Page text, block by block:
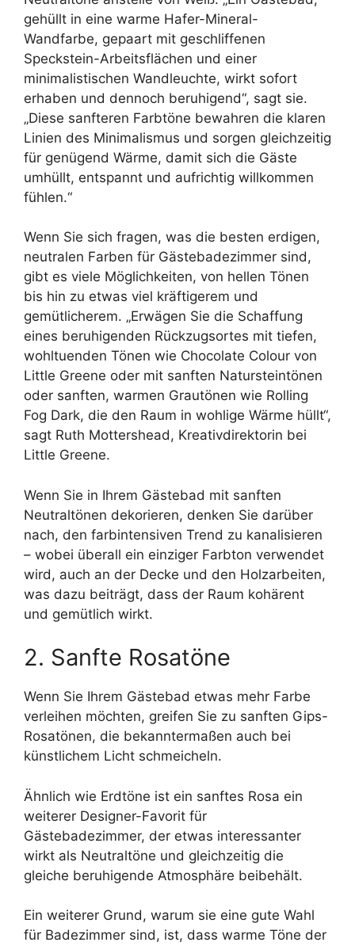
gehüllt in eine warme Hafer-Mineral-
Wandfarbe, gepaart mit geschliffenen
Speckstein-Arbeitsflächen und einer
minimalistischen Wandleuchte, wirkt sofort
erhaben und dennoch beruhigend“, sagt sie.
„Diese sanfteren Farbtöne bewahren die klaren
Linien des Minimalismus und sorgen gleichzeitig
für genügend Wärme, damit sich die Gäste
umhüllt, entspannt und aufrichtig willkommen
fühlen.“
Wenn Sie sich fragen, was die besten erdigen,
neutralen Farben für Gästebadezimmer sind,
gibt es viele Möglichkeiten, von hellen Tönen
bis hin zu etwas viel kräftigerem und
gemütlicherem. „Erwägen Sie die Schaffung
eines beruhigenden Rückzugsortes mit tiefen,
wohltuenden Tönen wie Chocolate Colour von
Little Greene oder mit sanften Natursteintönen
oder sanften, warmen Grautönen wie Rolling
Fog Dark, die den Raum in wohlige Wärme hüllt“,
sagt Ruth Mottershead, Kreativdirektorin bei
Little Greene.
Wenn Sie in Ihrem Gästebad mit sanften
Neutraltönen dekorieren, denken Sie darüber
nach, den farbintensiven Trend zu kanalisieren
– wobei überall ein einziger Farbton verwendet
wird, auch an der Decke und den Holzarbeiten,
was dazu beiträgt, dass der Raum kohärent
und gemütlich wirkt.
2. Sanfte Rosatöne
Wenn Sie Ihrem Gästebad etwas mehr Farbe
verleihen möchten, greifen Sie zu sanften Gips-
Rosatönen, die bekanntermaßen auch bei
künstlichem Licht schmeicheln.
Ähnlich wie Erdtöne ist ein sanftes Rosa ein
weiterer Designer-Favorit für
Gästebadezimmer, der etwas interessanter
wirkt als Neutraltöne und gleichzeitig die
gleiche beruhigende Atmosphäre beibehält.
Ein weiterer Grund, warum sie eine gute Wahl
für Badezimmer sind, ist, dass warme Töne der